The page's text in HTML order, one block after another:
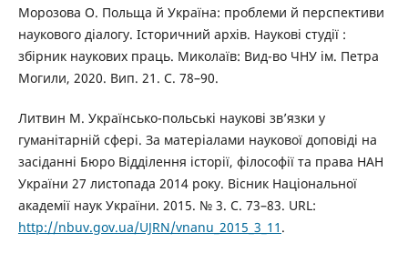
Морозова О. Польща й Україна: проблеми й перспективи
наукового діалогу. Історичний архів. Наукові студії :
збірник наукових праць. Миколаїв: Вид-во ЧНУ ім. Петра
Могили, 2020. Вип. 21. С. 78–90.
Литвин М. Українсько-польські наукові зв’язки у
гуманітарній сфері. За матеріалами наукової доповіді на
засіданні Бюро Відділення історії, філософії та права НАН
України 27 листопада 2014 року. Вісник Національної
академії наук України. 2015. № 3. С. 73–83. URL:
http://nbuv.gov.ua/UJRN/vnanu_2015_3_11 .